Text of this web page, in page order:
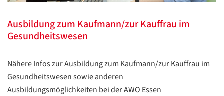
Ausbildung zum Kaufmann/zur Kauffrau im
Gesundheitswesen
Nähere Infos zur Ausbildung zum Kaufmann/zur Kauffrau im
Gesundheitswesen sowie anderen
Ausbildungsmöglichkeiten bei der AWO Essen